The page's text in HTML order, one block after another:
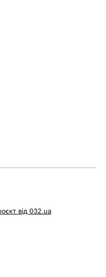
від 032.ua